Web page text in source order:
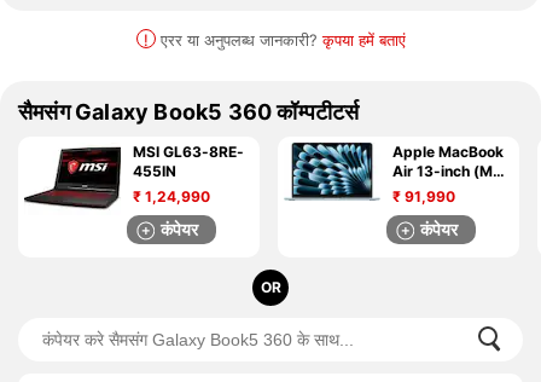
! एरर या अनुपलब्ध जानकारी?कृपया हमें बताएं
सैमसंग Galaxy Book5 360 कॉम्पटीटर्स
MSI GL63-8RE-
455IN
₹ 1,24,990
कंपेयर
Apple MacBook
Air 13-inch (M4,
2025)
₹ 91,990
कंपेयर
OR